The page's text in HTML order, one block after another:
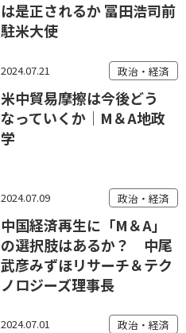
は是正されるか 冨田浩司前
駐米大使
2024.07.21 政治・経済
米中貿易摩擦は今後どう
なっていくか│M＆A地政
学
2024.07.09 政治・経済
中国経済再生に「M＆A」
の選択肢はあるか？ 中尾
武彦みずほリサーチ＆テク
ノロジーズ理事長
2024.07.01 政治・経済